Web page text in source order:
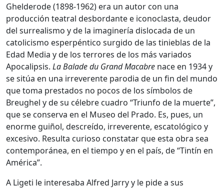
Ghelderode (1898-1962) era un autor con una
producción teatral desbordante e iconoclasta, deudor
del surrealismo y de la imaginería dislocada de un
catolicismo esperpéntico surgido de las tinieblas de la
Edad Media y de los terrores de los más variados
Apocalipsis. La Balade du Grand Macabre nace en 1934 y
se sitúa en una irreverente parodia de un fin del mundo
que toma prestados no pocos de los símbolos de
Breughel y de su célebre cuadro “Triunfo de la muerte”,
que se conserva en el Museo del Prado. Es, pues, un
enorme guiñol, descreído, irreverente, escatológico y
excesivo. Resulta curioso constatar que esta obra sea
contemporánea, en el tiempo y en el país, de “Tintín en
América”.
A Ligeti le interesaba Alfred Jarry y le pide a sus